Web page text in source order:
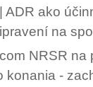
|ADR ako
na
NRSR na
konania -